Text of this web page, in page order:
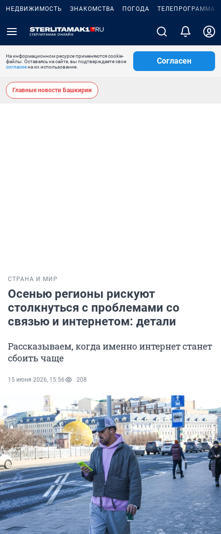
НЕДВИЖИМОСТЬ ЗНАКОМСТВА ПОГОДА ТЕЛЕПРОГРАММА
На информационном ресурсе применяются cookie-
файлы. Оставаясь на сайте, вы подтверждаете свое
согласиена их использование.
Согласен
Главные новости Башкирии
СТРАНА И МИР
Осенью регионы рискуют
столкнуться с проблемами со
связью и интернетом: детали
Рассказываем, когда именно интернет станет
сбоить чаще
15 июня 2026, 15:56 208